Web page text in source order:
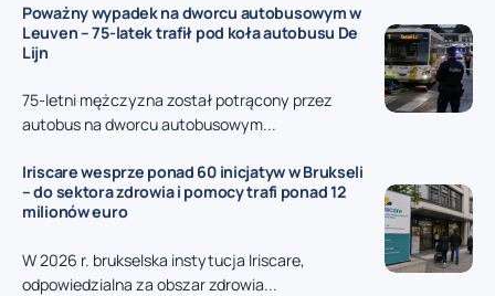
Poważny wypadek na dworcu autobusowym w
Leuven – 75-latek trafił pod koła autobusu De
Lijn
75-letni mężczyzna został potrącony przez
autobus na dworcu autobusowym...
Iriscare wesprze ponad 60 inicjatyw w Brukseli
– do sektora zdrowia i pomocy trafi ponad 12
milionów euro
W 2026 r. brukselska instytucja Iriscare,
odpowiedzialna za obszar zdrowia...